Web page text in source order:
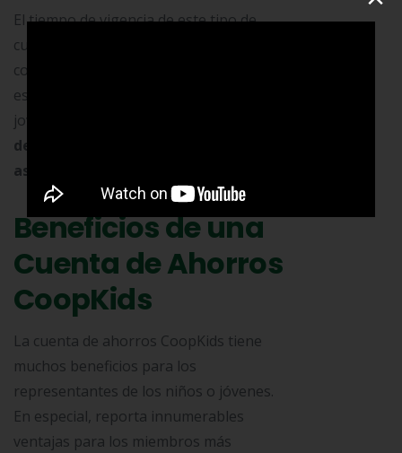
El tiempo de vigencia de este tipo de
cuentas es indefinido, sin embargo, el
contrato se finaliza en circunstancias
específicas. Algunas de ellas son, que el
joven beneficiado
de edad
asociado
Beneficios de una
Cuenta de Ahorros
CoopKids
La cuenta de ahorros CoopKids tiene
muchos beneficios para los
representantes de los niños o jóvenes.
En especial, reporta innumerables
ventajas para los miembros más